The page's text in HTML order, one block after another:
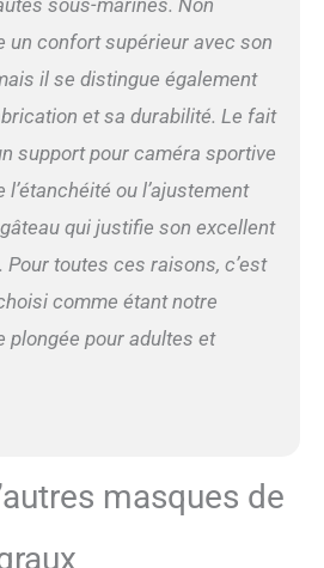
choisissez la taille. Pour
moins de 10-12 cm (3,9-4,7
pour plus de 12 cm (4,7
pouces), choisissez L/XL.
buée intégral peut être
facilement démonté et
transport qui est non
seulement portable, mais
C'est le meilleur choix de
un confort supérieur avec son
il se distingue également
et sa durabilité. Le fait
support pour caméra sportive
ou l’ajustement
qui justifie son excellent
toutes ces raisons, c’est
comme étant notre
plongée pour adultes et
masques de